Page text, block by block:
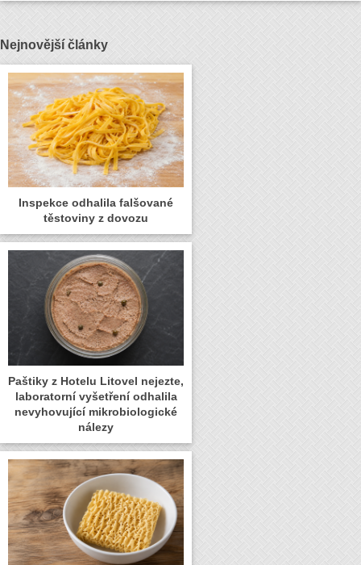
Nejnovější články
Inspekce odhalila falšované
těstoviny z dovozu
Paštiky z Hotelu Litovel nejezte,
laboratorní vyšetření odhalila
nevyhovující mikrobiologické
nálezy